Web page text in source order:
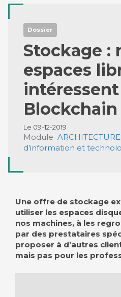
Dossier
Stockage :
espaces
intéressent
Blockchain
Le 09-12-2019
Module
d’information et
Une offre de stockage
utiliser les espaces
nos machines, à les
par des prestataires
proposer à d’autres
mais pas pour les